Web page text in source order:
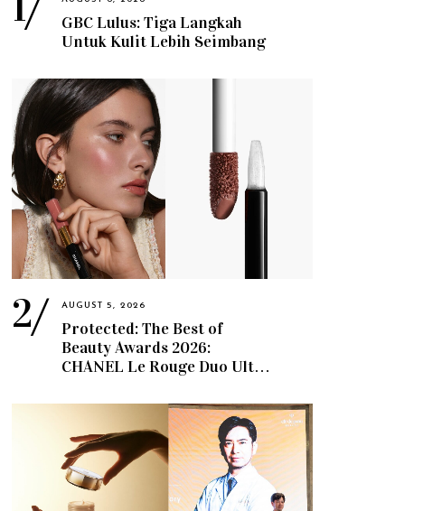
GBC Lulus: Tiga Langkah
Untuk Kulit Lebih Seimbang
AUGUST 5, 2026
Protected: The Best of
Beauty Awards 2026:
CHANEL Le Rouge Duo Ultra
Color